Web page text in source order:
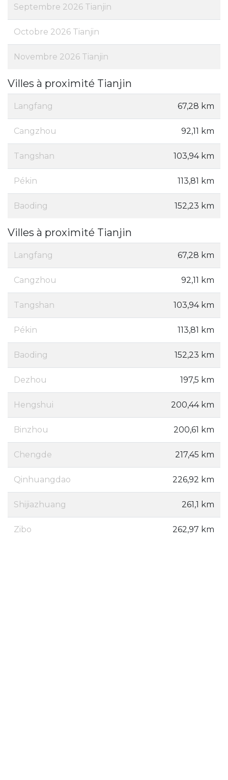
Septembre 2026 Tianjin
Octobre 2026 Tianjin
Novembre 2026 Tianjin
Villes à proximité Tianjin
Langfang 67,28 km
Cangzhou 92,11 km
Tangshan 103,94 km
Pékin 113,81 km
Baoding 152,23 km
Villes à proximité Tianjin
Langfang 67,28 km
Cangzhou 92,11 km
Tangshan 103,94 km
Pékin 113,81 km
Baoding 152,23 km
Dezhou 197,5 km
Hengshui 200,44 km
Binzhou 200,61 km
Chengde 217,45 km
Qinhuangdao 226,92 km
Shijiazhuang 261,1 km
Zibo 262,97 km